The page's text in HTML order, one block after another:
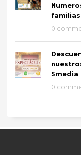
familias
0
Smedia
0